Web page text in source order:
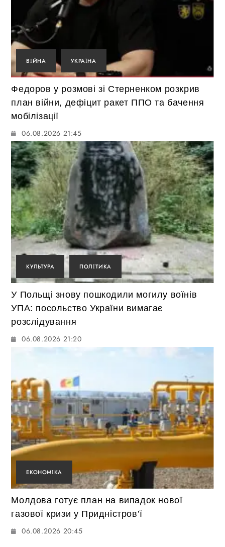
ВІЙНА УКРАЇНА
Федоров у розмові зі Стерненком розкрив
план війни, дефіцит ракет ППО та бачення
мобілізації
06.08.2026 21:45
КУЛЬТУРА ПОЛІТИКА
У Польщі знову пошкодили могилу воїнів
УПА: посольство України вимагає
розслідування
06.08.2026 21:20
ЕКОНОМІКА
Молдова готує план на випадок нової
газової кризи у Придністров’ї
06.08.2026 20:45